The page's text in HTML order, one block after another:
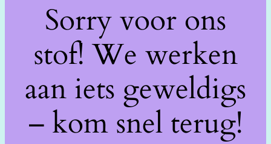
Sorry voor ons
stof! We werken
aan iets geweldigs
– kom snel terug!